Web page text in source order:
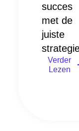
succes
met de
juiste
Verder
Lezen